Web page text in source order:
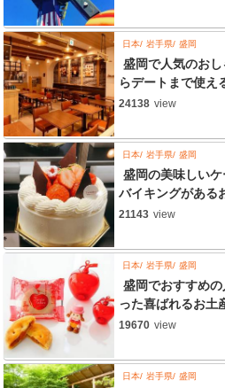
日本 岩手県 盛岡
盛岡で人気のお
らデートまで使え
24138 view
日本 岩手県 盛岡
盛岡の美味しい
バイキングがある
21143 view
日本 岩手県 盛岡
盛岡でおすすめ
った喜ばれるお土
19670 view
日本 岩手県 盛岡